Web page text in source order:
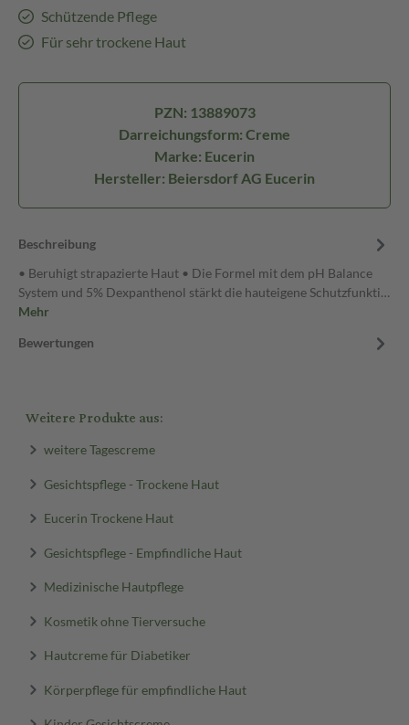
Schützende Pflege
Für sehr trockene Haut
PZN: 13889073
Darreichungsform: Creme
Marke: Eucerin
Hersteller: Beiersdorf AG Eucerin
Beschreibung
• Beruhigt strapazierte Haut • Die Formel mit dem pH Balance
System und 5% Dexpanthenol stärkt die hauteigene Schutzfunkti…
Mehr
Bewertungen
Weitere Produkte aus:
weitere Tagescreme
Gesichtspflege - Trockene Haut
Eucerin Trockene Haut
Gesichtspflege - Empfindliche Haut
Medizinische Hautpflege
Kosmetik ohne Tierversuche
Hautcreme für Diabetiker
Körperpflege für empfindliche Haut